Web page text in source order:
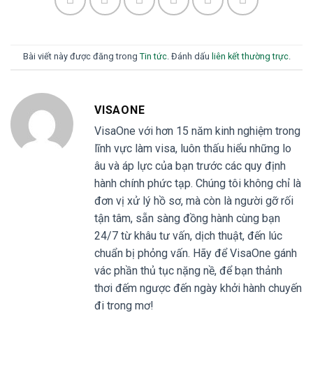
Bài viết này được đăng trong Tin tức. Đánh dấu liên kết thường trực.
VISAONE
VisaOne với hơn 15 năm kinh nghiệm trong
lĩnh vực làm visa, luôn thấu hiểu những lo
âu và áp lực của bạn trước các quy định
hành chính phức tạp. Chúng tôi không chỉ là
đơn vị xử lý hồ sơ, mà còn là người gỡ rối
tận tâm, sẵn sàng đồng hành cùng bạn
24/7 từ khâu tư vấn, dịch thuật, đến lúc
chuẩn bị phỏng vấn. Hãy để VisaOne gánh
vác phần thủ tục nặng nề, để bạn thảnh
thơi đếm ngược đến ngày khởi hành chuyến
đi trong mơ!